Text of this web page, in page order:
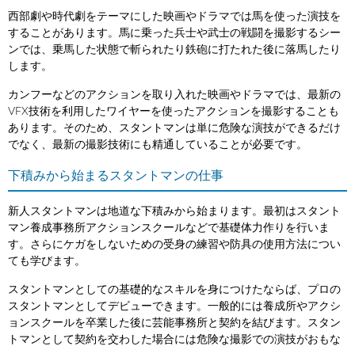
西部劇や時代劇をテーマにした映画やドラマでは馬を使った演技を
することがあります。馬に乗った兵士や武士の戦闘を撮影するシー
ンでは、乗馬した状態で斬られたり鉄砲に打たれた後に落馬したり
します。
カンフーなどのアクションを取り入れた映画やドラマでは、最新の
VFX技術を利用したワイヤーを使ったアクションを撮影することも
あります。そのため、スタントマンは単に危険な演技ができるだけ
でなく、最新の撮影技術にも精通していることが必要です。
下積みから始まるスタントマンの仕事
新人スタントマンは地道な下積みから始まります。最初はスタント
マン養成事務所アクションスクールなどで基礎体力作りを行いま
す。さらにケガをしないための受身の練習や防具の使用方法につい
ても学びます。
スタントマンとしての基礎的なスキルを身につけたならば、プロの
スタントマンとしてデビューできます。一般的には養成所やアクシ
ョンスクールを卒業した後に芸能事務所と契約を結びます。スタン
トマンとして契約を交わした場合には危険な撮影での演技がおもな